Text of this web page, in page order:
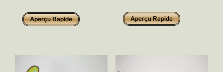
Aperçu Rapide Aperçu Rapide